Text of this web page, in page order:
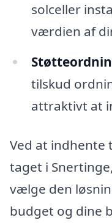
solceller
værdien af
tilskud
attraktivt at
Ved at indhente
taget i
vælge den
budget og dine